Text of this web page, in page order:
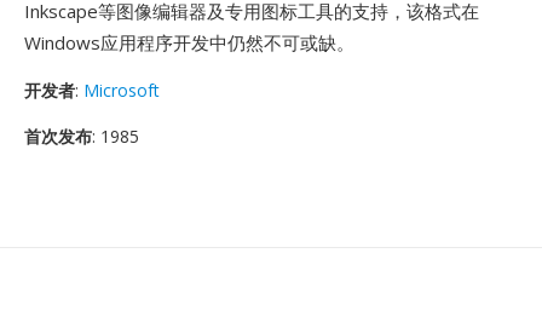
Inkscape等图像编辑器及专用图标工具的支持，该格式在
Windows应用程序开发中仍然不可或缺。
开发者: Microsoft
首次发布: 1985